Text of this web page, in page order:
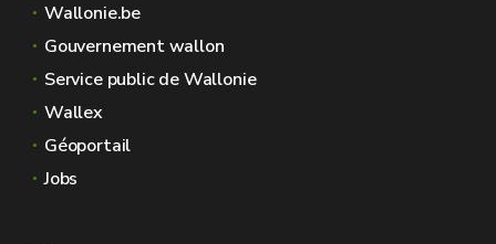
Wallonie.be
Gouvernement wallon
Service public de Wallonie
Wallex
Géoportail
Jobs